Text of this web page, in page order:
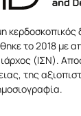
το 2018 με
(ΙΣΝ).
της